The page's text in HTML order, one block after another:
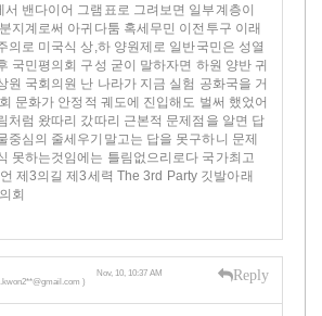
서 밴다이어 그램표로 그려보면 일부계층이
지계로써 아귀다툼 혹세무민 이전투구 이래
의로 미국식 상,하 양원제로 일반국민은 성열
국민평의회 구성 굳이 말하자면 하원 양반 귀
원 국회의원 난 나라가 지금 실험 공화국을 거
문화가 안정적 궤도에 진입해도 벌써 했었어
처럼 왔따리 갔따리 근본적 문제점을 알면 답
중심의 줄세우기말고는 답을 못구하니 문제
못하는것임에는 틀림없으리로다 국가최고
제3의길 제3세력 The 3rd Party 깃발아래
회
)
Nov, 10, 10:37 AM Reply